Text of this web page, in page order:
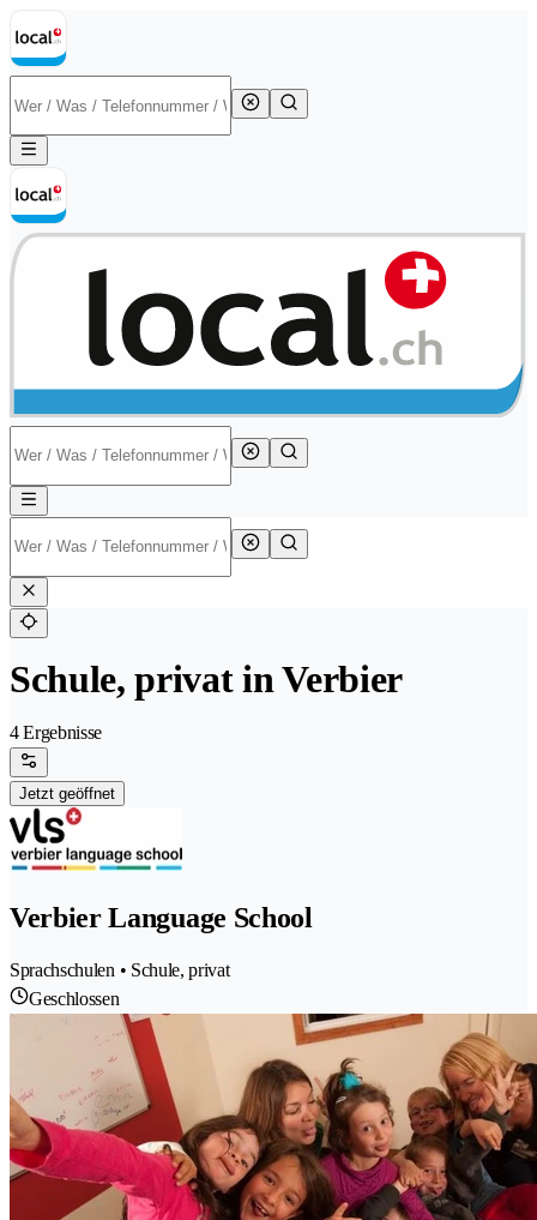
Schule, privat in Verbier
4 Ergebnisse
Jetzt geöffnet
Verbier Language School
Sprachschulen • Schule, privat
Geschlossen